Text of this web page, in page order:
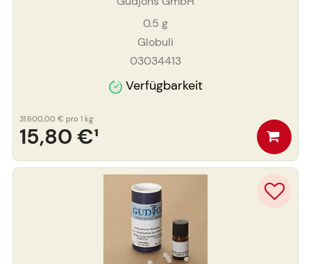
0.5 g
Globuli
03034413
Verfügbarkeit
15,80 €¹
31.600,00 € pro 1 kg